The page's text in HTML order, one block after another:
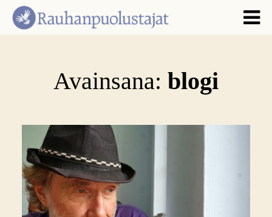
Avainsana: blogi